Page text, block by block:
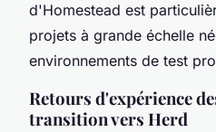
d'Homestead est
projets à grande échelle
environnements de test
Retours d'expérience
transition vers Herd